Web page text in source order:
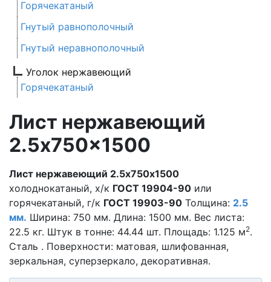
Горячекатаный
Гнутый равнополочный
Гнутый неравнополочный
Уголок нержавеющий
Горячекатаный
Лист нержавеющий
2.5x750x1500
Лист нержавеющий 2.5х750х1500
холоднокатаный, х/к ГОСТ 19904-90 или
горячекатаный, г/к ГОСТ 19903-90 Толщина: 2.5
мм. Ширина: 750 мм. Длина: 1500 мм. Вес листа:
22.5 кг. Штук в тонне: 44.44 шт. Площадь: 1.125 м2.
Сталь . Поверхности: матовая, шлифованная,
зеркальная, суперзеркало, декоративная.